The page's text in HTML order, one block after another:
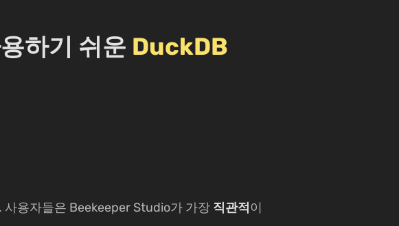
하기 쉬운 DuckDB
용자들은 Beekeeper Studio가 가장 직관적 이